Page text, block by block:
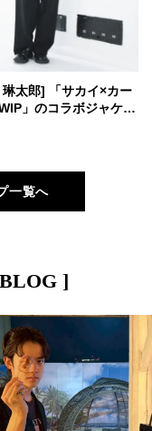
太郎] 「サカイ×カー
」のコラボジャケッ
ニクロ：シー」のスウ
一覧へ
]